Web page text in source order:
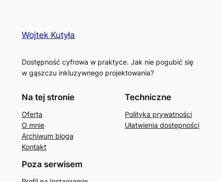
Wojtek Kutyła
Dostępność cyfrowa w praktyce. Jak nie pogubić się
w gąszczu inkluzywnego projektowania?
Na tej stronie
Oferta
O mnie
Archiwum bloga
Kontakt
Techniczne
Polityka prywatności
Ułatwienia dostępności
Poza serwisem